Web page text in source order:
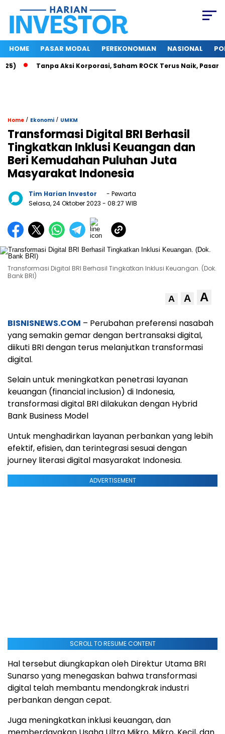
HOME PASAR MODAL PEREKONOMIAN NASIONAL
Tanpa Aksi Korporasi, Saham ROCK Terus Naik, Pasar Baca
Home / Ekonomi / UMKM
Transformasi Digital BRI Berhasil
Tingkatkan Inklusi Keuangan dan
Beri Kemudahan Puluhan Juta
Masyarakat Indonesia
Tim Harian Investor
- Pewarta
Selasa, 24 Oktober 2023 - 08:27 WIB
Transformasi Digital BRI Berhasil Tingkatkan Inklusi Keuangan. (Dok.
Bank BRI)
A A A
BISNISNEWS.COM – Perubahan preferensi nasabah
yang semakin gemar dengan bertransaksi digital,
diikuti BRI dengan terus melanjutkan transformasi
digital.
Selain untuk meningkatkan penetrasi layanan
keuangan (financial inclusion) di Indonesia,
transformasi digital BRI dilakukan dengan Hybrid
Bank Business Model
Untuk menghadirkan layanan perbankan yang lebih
efektif, efisien, dan terintegrasi sesuai dengan
journey literasi digital masyarakat Indonesia.
ADVERTISEMENT
SCROLL TO RESUME CONTENT
Hal tersebut diungkapkan oleh Direktur Utama BRI
Sunarso yang menegaskan bahwa transformasi
digital telah membantu mendongkrak industri
perbankan dengan cepat.
Juga meningkatkan inklusi keuangan, dan